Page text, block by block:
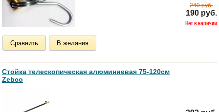
Сравнить В желания
240 руб.
190 руб.
Стойка телескопическая алюминиевая 75-120см
Zebco